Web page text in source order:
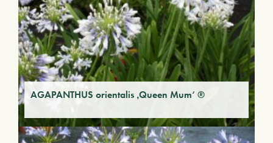
AGAPANTHUS orientalis ‚Queen Mum‘ ®